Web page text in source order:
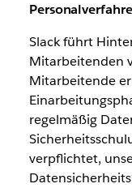
Slack führt
Mitarbeitenden
Mitarbeitende
regelmäßig
verpflichtet,